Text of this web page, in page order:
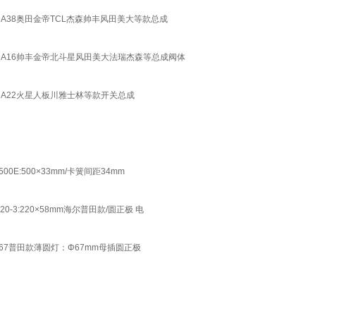
奥田金帝TCL杰森帅丰风田美大等款总成
帅丰金帝北斗星风田美大法瑞杰森等总成阀体
火星人板川雅士林等款开关总成
卡簧间距34mm
3:220×58mm海尔普田款/圆正极 电
普田款薄圆灯：Φ67mm母插圆正极